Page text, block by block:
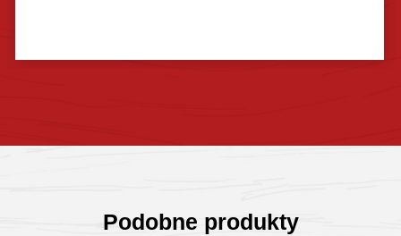
Podobne produkty